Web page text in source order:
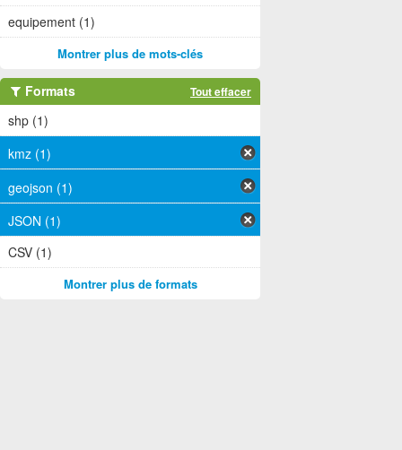
equipement (1)
Montrer plus de mots-clés
Formats Tout effacer
shp (1)
kmz (1)
geojson (1)
JSON (1)
CSV (1)
Montrer plus de formats